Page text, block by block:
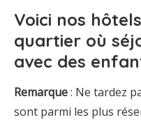
Voici nos
quartier où
avec des
Remarque: Ne tardez
sont parmi les plus